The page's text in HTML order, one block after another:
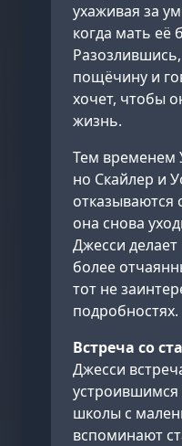
ухаживая за
когда мать её
пощёчину и
хочет, чтобы
жизнь.
Тем временем
но Скайлер и
отказываются
она снова
Джесси
более
тот не
подробностях.
Встреча со
Джесси
устроившимся
школы с
вспоминают